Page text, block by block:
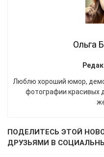
Ольга
Люблю хороший юмор,
фотографии красивых
ПОДЕЛИТЕСЬ ЭТОЙ
ДРУЗЬЯМИ В